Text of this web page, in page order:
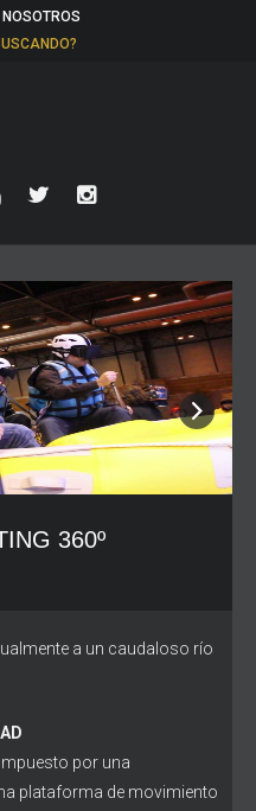
360º
a un caudaloso río
por una
plataforma de movimiento